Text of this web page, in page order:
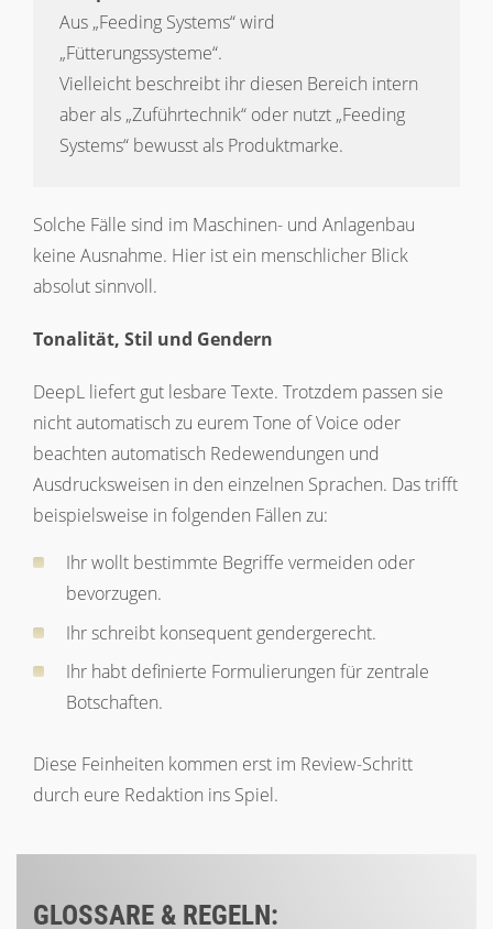
Aus „Feeding Systems“ wird
„Fütterungssysteme“.
Vielleicht beschreibt ihr diesen Bereich intern
aber als „Zuführtechnik“ oder nutzt „Feeding
Systems“ bewusst als Produktmarke.
Solche Fälle sind im Maschinen- und Anlagenbau
keine Ausnahme. Hier ist ein menschlicher Blick
absolut sinnvoll.
Tonalität, Stil und Gendern
DeepL liefert gut lesbare Texte. Trotzdem passen sie
nicht automatisch zu eurem Tone of Voice oder
beachten automatisch Redewendungen und
Ausdrucksweisen in den einzelnen Sprachen. Das trifft
beispielsweise in folgenden Fällen zu:
Ihr wollt bestimmte Begriffe vermeiden oder
bevorzugen.
Ihr schreibt konsequent gendergerecht.
Ihr habt definierte Formulierungen für zentrale
Botschaften.
Diese Feinheiten kommen erst im Review-Schritt
durch eure Redaktion ins Spiel.
GLOSSARE & REGELN: